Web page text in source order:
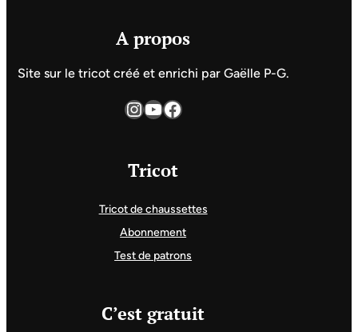
A propos
Site sur le tricot créé et enrichi par Gaëlle P-G.
InstagramYouTube Facebook
Tricot
Tricot de chaussettes
Abonnement
Test de patrons
C’est gratuit